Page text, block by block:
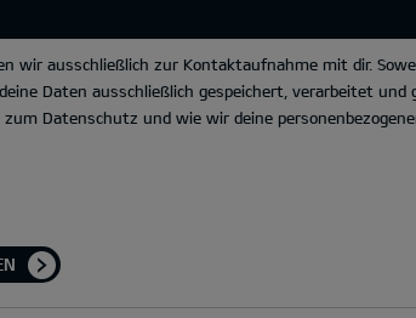
wir ausschließlich zur Kontaktaufnahme mit dir.
Daten ausschließlich gespeichert, verarbeitet
Datenschutz und wie wir deine